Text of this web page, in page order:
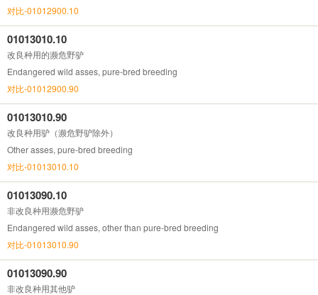
对比-01012900.10
01013010.10
改良种用的濒危野驴
Endangered wild asses, pure-bred breeding
对比-01012900.90
01013010.90
改良种用驴（濒危野驴除外）
Other asses, pure-bred breeding
对比-01013010.10
01013090.10
非改良种用濒危野驴
Endangered wild asses, other than pure-bred breeding
对比-01013010.90
01013090.90
非改良种用其他驴